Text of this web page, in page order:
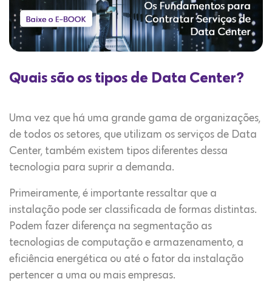
Quais são os tipos de Data Center?
Uma vez que há uma grande gama de organizações,
de todos os setores, que utilizam os serviços de Data
Center, também existem tipos diferentes dessa
tecnologia para suprir a demanda.
Primeiramente, é importante ressaltar que a
instalação pode ser classificada de formas distintas.
Podem fazer diferença na segmentação as
tecnologias de computação e armazenamento, a
eficiência energética ou até o fator da instalação
pertencer a uma ou mais empresas.